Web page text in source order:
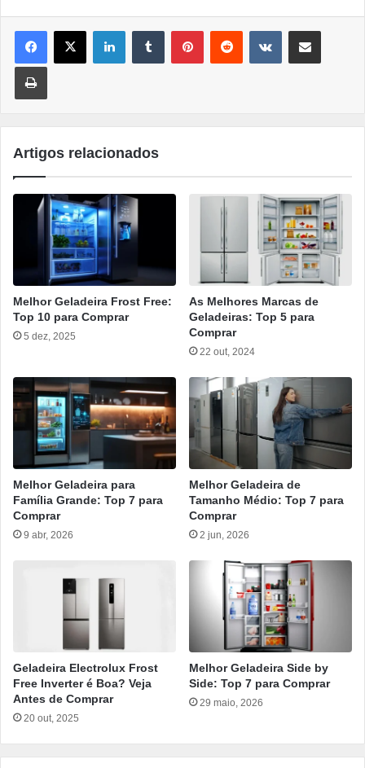
LinkedinTumblr PinterestReddit VK Compartilhar por e-mail
Imprimir
Artigos relacionados
Melhor Geladeira Frost Free:
Top 10 para Comprar
5 dez, 2025
As Melhores Marcas de
Geladeiras: Top 5 para
Comprar
22 out, 2024
Melhor Geladeira para
Família Grande: Top 7 para
Comprar
9 abr, 2026
Melhor Geladeira de
Tamanho Médio: Top 7 para
Comprar
2 jun, 2026
Geladeira Electrolux Frost
Free Inverter é Boa? Veja
Antes de Comprar
20 out, 2025
Melhor Geladeira Side by
Side: Top 7 para Comprar
29 maio, 2026